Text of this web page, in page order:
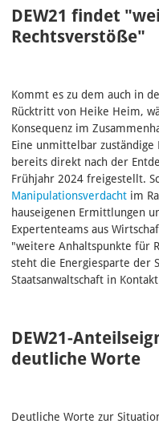
DEW21 findet
Rechtsverstöße"
Kommt es zu dem auch in
Rücktritt von Heike Heim,
Konsequenz im
Eine unmittelbar
bereits direkt nach der
Frühjahr 2024 freigestellt.
Manipulationsverdacht im
hauseigenen Ermittlungen
Expertenteams aus
"weitere Anhaltspunkte für
steht die Energiesparte der
Staatsanwaltschaft in
DEW21-
deutliche Worte
Deutliche Worte zur